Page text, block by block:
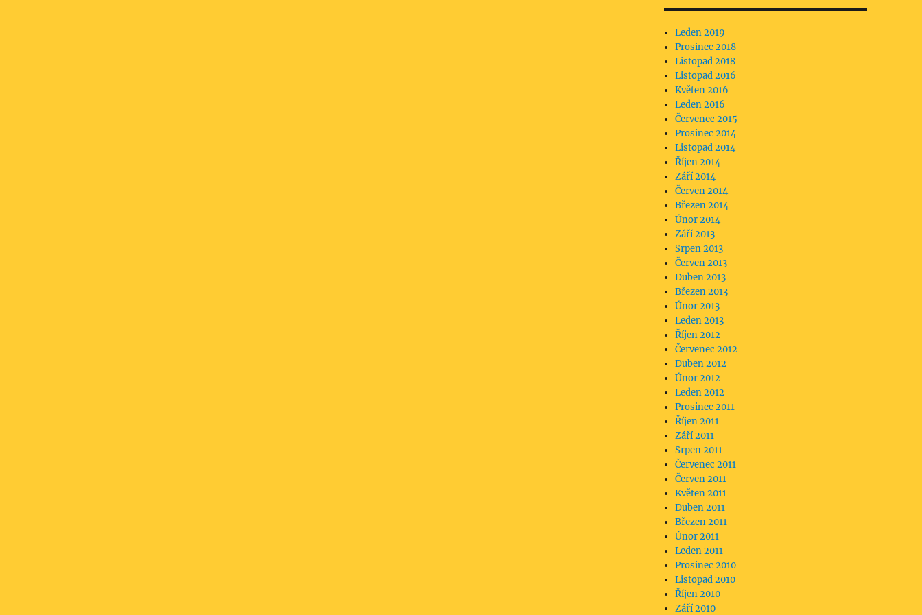
Leden 2019
Prosinec 2018
Listopad 2018
Listopad 2016
Květen 2016
Leden 2016
Červenec 2015
Prosinec 2014
Listopad 2014
Říjen 2014
Září 2014
Červen 2014
Březen 2014
Únor 2014
Září 2013
Srpen 2013
Červen 2013
Duben 2013
Březen 2013
Únor 2013
Leden 2013
Říjen 2012
Červenec 2012
Duben 2012
Únor 2012
Leden 2012
Prosinec 2011
Říjen 2011
Září 2011
Srpen 2011
Červenec 2011
Červen 2011
Květen 2011
Duben 2011
Březen 2011
Únor 2011
Leden 2011
Prosinec 2010
Listopad 2010
Říjen 2010
Září 2010